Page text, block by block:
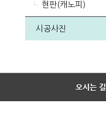
현판(캐노피)
시공사진
오시는 길